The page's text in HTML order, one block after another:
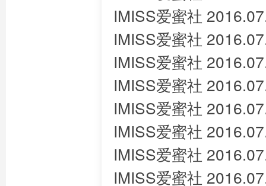
IMISS爱蜜社
IMISS爱蜜社
IMISS爱蜜社
IMISS爱蜜社
IMISS爱蜜社
IMISS爱蜜社
IMISS爱蜜社
IMISS爱蜜社